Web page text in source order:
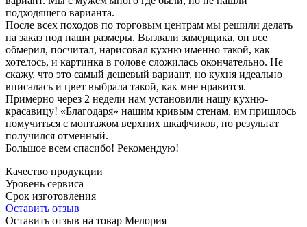
подходящего варианта.
После всех походов по торговым центрам мы решили делать
на заказ под наши размеры. Вызвали замерщика, он все
обмерил, посчитал, нарисовал кухню именно такой, как
хотелось, и картинка в голове сложилась окончательно. Не
скажу, что это самый дешевый вариант, но кухня идеально
вписалась и цвет выбрала такой, как мне нравится.
Примерно через 2 недели нам установили нашу кухню-
красавицу! «Благодаря» нашим кривым стенам, им пришлось
помучиться с монтажом верхних шкафчиков, но результат
получился отменный.
Большое всем спасибо! Рекомендую!
Качество продукции
Уровень сервиса
Срок изготовления
Оставить отзыв
Оставить отзыв на товар Мелория